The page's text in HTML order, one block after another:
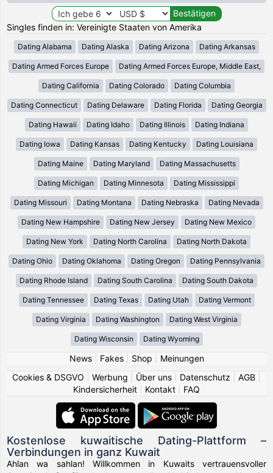
Singles finden in: Vereinigte Staaten von Amerika
Dating Alabama Dating Alaska Dating Arizona Dating Arkansas
Dating Armed Forces Europe Dating Armed Forces Europe, Middle East,
Dating California Dating Colorado Dating Columbia
Dating Connecticut Dating Delaware Dating Florida Dating Georgia
Dating Hawaii Dating Idaho Dating Illinois Dating Indiana
Dating Iowa Dating Kansas Dating Kentucky Dating Louisiana
Dating Maine Dating Maryland Dating Massachusetts
Dating Michigan Dating Minnesota Dating Mississippi
Dating Missouri Dating Montana Dating Nebraska Dating Nevada
Dating New Hampshire Dating New Jersey Dating New Mexico
Dating New York Dating North Carolina Dating North Dakota
Dating Ohio Dating Oklahoma Dating Oregon Dating Pennsylvania
Dating Rhode Island Dating South Carolina Dating South Dakota
Dating Tennessee Dating Texas Dating Utah Dating Vermont
Dating Virginia Dating Washington Dating West Virginia
Dating Wisconsin Dating Wyoming
News| Fakes| Shop
Meinungen
Cookies & DSGVO
Werbung Über uns Datenschutz AGB
Kindersicherheit
Kontakt FAQ
Kostenlose kuwaitische Dating-Plattform –
Verbindungen in ganz Kuwait
Ahlan wa sahlan! Willkommen in Kuwaits vertrauensvoller